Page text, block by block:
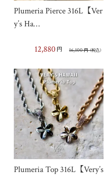
Plumeria Pierce 316L【Ver
y’s Ha…
16,100円（税込）
12,880 円
Plumeria Top 316L【Very’s